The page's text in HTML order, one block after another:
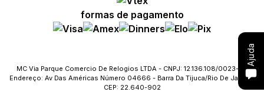
formas de pagamento
MC Via Parque Comercio De Relogios LTDA - CNPJ: 12.136.108/0023-09
Endereço: Av Das Américas Número 04666 - Barra Da Tijuca/Rio De Janeiro
CEP: 22.640-902
Fale com o SAC
Ajuda